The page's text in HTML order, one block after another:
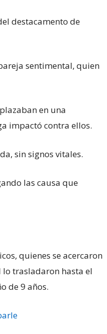
destacamento de
sentimental, quien
en una
impactó contra ellos.
sin signos vitales.
las causa que
quienes se acercaron
lo trasladaron hasta el
de 9 años.